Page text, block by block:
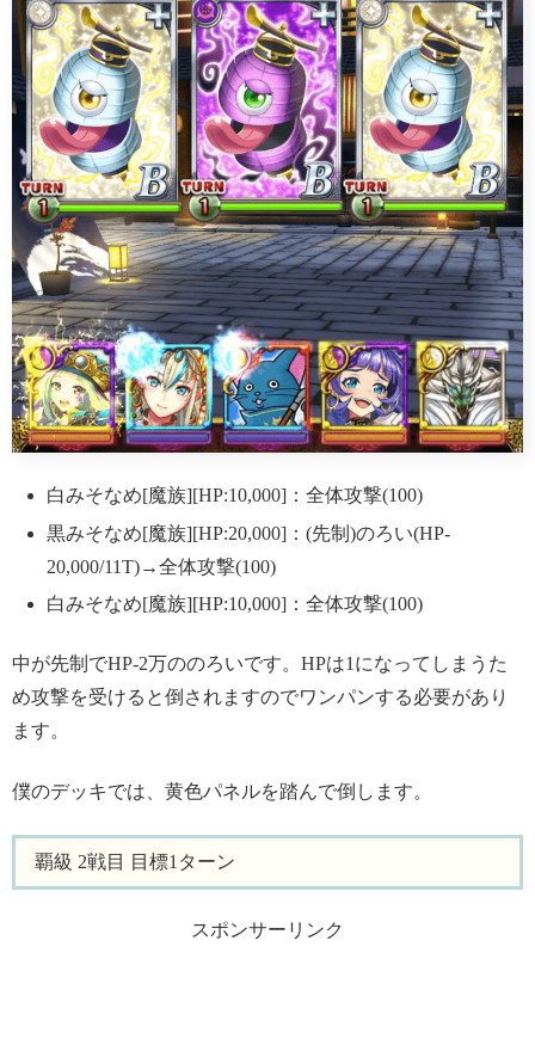
白みそなめ[魔族][HP:10,000]：全体攻撃(100)
黒みそなめ[魔族][HP:20,000]：(先制)のろい(HP-
20,000/11T)→全体攻撃(100)
白みそなめ[魔族][HP:10,000]：全体攻撃(100)
中が先制でHP-2万ののろいです。HPは1になってしまうた
め攻撃を受けると倒されますのでワンパンする必要があり
ます。
僕のデッキでは、黄色パネルを踏んで倒します。
覇級 2戦目 目標1ターン
スポンサーリンク